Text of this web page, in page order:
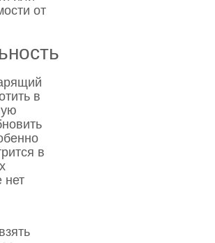
от
в
в
нет